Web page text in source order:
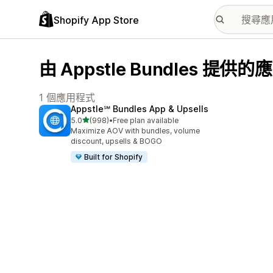
Shopify App Store
由 Appstle Bundles 提供的
1 個應用程式
Appstle℠ Bundles App & Upsells
5.0滿分 5 顆星
(998)
共有 998 則評價
•Free plan available
Maximize AOV with bundles, volume
discount, upsells & BOGO
Built for Shopify